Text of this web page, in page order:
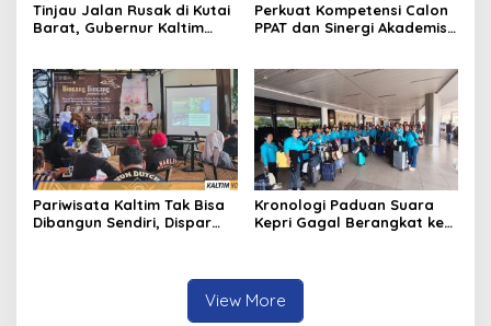
Tinjau Jalan Rusak di Kutai
Barat, Gubernur Kaltim
Perkuat Kompetensi Calon
PPAT dan Sinergi Akademis,
Pariwisata Kaltim Tak Bisa
Dibangun Sendiri, Dispar
Kronologi Paduan Suara
Kepri Gagal Berangkat ke
View More